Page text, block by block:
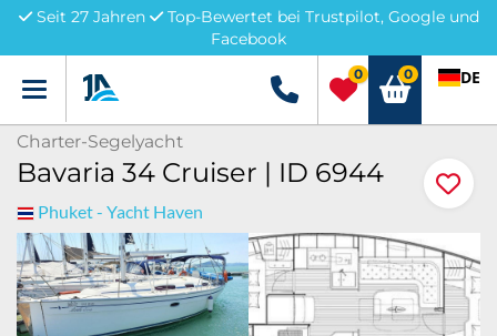
Seit 27 Jahren
Top-Bewertet bei Trustpilot, Google und
Facebook
Menü +49 5741 3222690
0 0 DE
Charter-Segelyacht
Bavaria 34 Cruiser | ID 6944
Phuket - Yacht Haven